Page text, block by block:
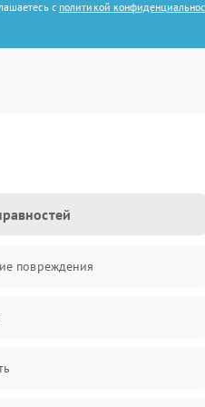
с политикой
повреждения